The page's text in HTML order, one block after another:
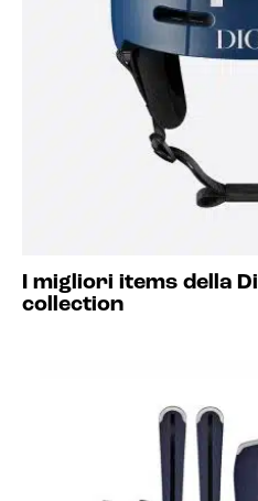
I migliori items della
collection